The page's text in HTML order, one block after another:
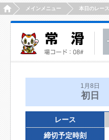
HOMEメインメニュー 本日のレース
1月8日
初日
レース
締切予定時刻